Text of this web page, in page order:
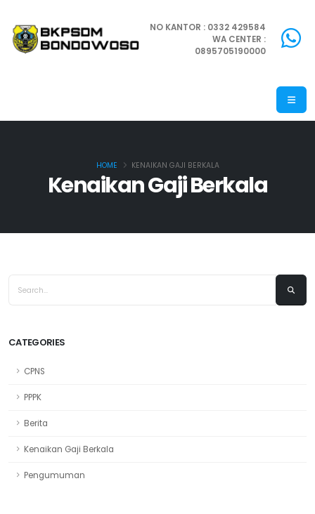
NO KANTOR : 0332 429584
WA CENTER :
0895705190000
Kenaikan Gaji Berkala
HOME KENAIKAN GAJI BERKALA
CATEGORIES
CPNS
PPPK
Berita
Kenaikan Gaji Berkala
Pengumuman